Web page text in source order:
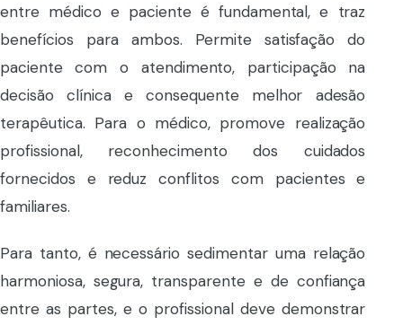
entre médico e paciente é fundamental, e traz
benefícios para ambos. Permite satisfação do
paciente com o atendimento, participação na
decisão clínica e consequente melhor adesão
terapêutica. Para o médico, promove realização
profissional, reconhecimento dos cuidados
fornecidos e reduz conflitos com pacientes e
familiares.
Para tanto, é necessário sedimentar uma relação
harmoniosa, segura, transparente e de confiança
entre as partes, e o profissional deve demonstrar